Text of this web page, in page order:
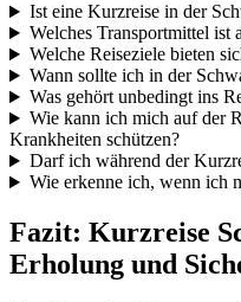
Ist eine Kurzreise in der
Welches Transportmittel ist
Welche Reiseziele bieten
Wann sollte ich in der
Was gehört unbedingt ins
Wie kann ich mich auf der
Krankheiten schützen?
Darf ich während der
Wie erkenne ich, wenn ich
Fazit: Kurzreise
Erholung und